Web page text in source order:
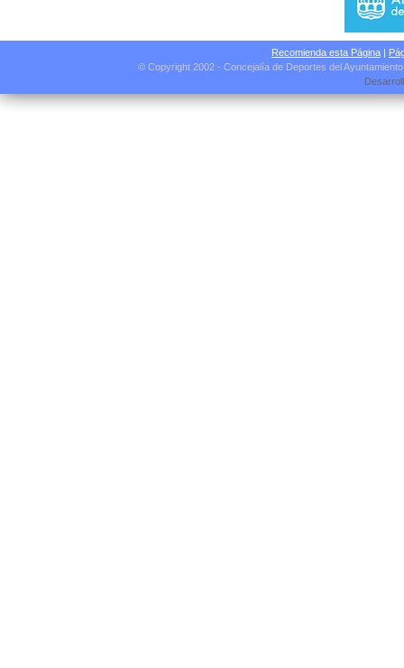
Recomienda esta Página |
© Copyright 2002 - Concejalía de Deportes del